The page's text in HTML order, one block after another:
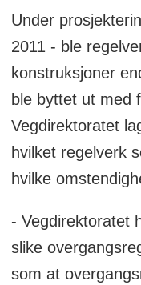
skalering
(høst 2024)
mangler i
og
Gjøre
godkjenning
Under
2011 - ble
konstruksjoner
ble byttet ut med
Vegdirektoratet
hvilket regelverk
hvilke
- Vegdirektoratet
slike
som at